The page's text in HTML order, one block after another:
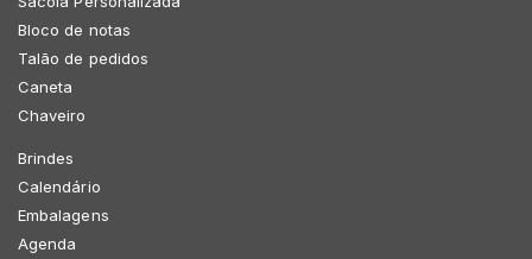
Bloco de notas
Talão de pedidos
Caneta
Chaveiro
Brindes
Calendário
Embalagens
Agenda